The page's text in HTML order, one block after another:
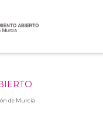
de Murcia